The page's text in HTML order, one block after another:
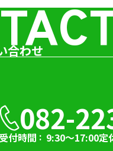
合わせ
082-
受付時間 9:30～17:00定